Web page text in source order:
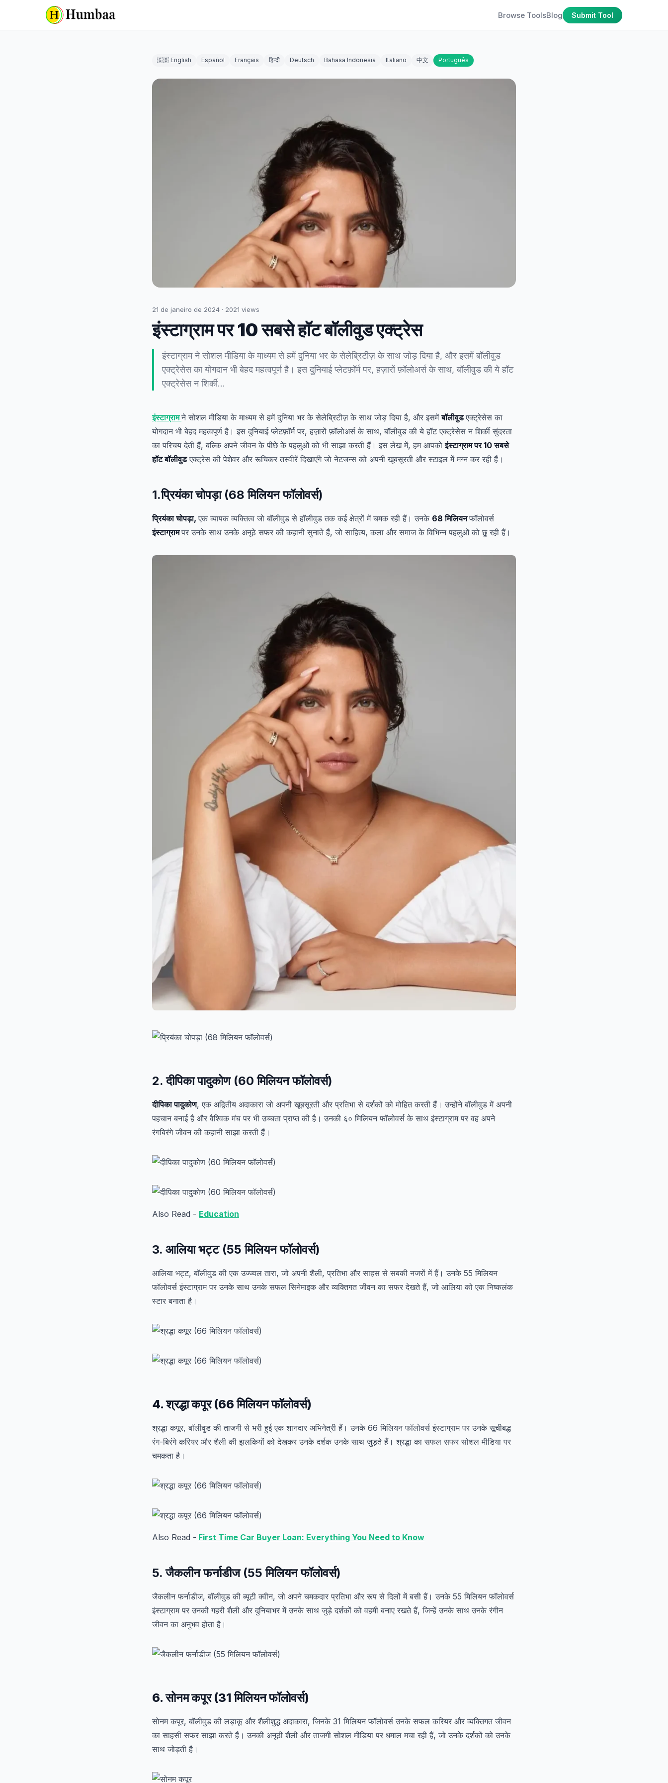
Browse ToolsBlog Submit Tool
🇬🇧 English Español Français हिन्दी Deutsch Bahasa Indonesia Italiano 中文 Português
21 de janeiro de 2024 · 2021 views
इंस्टाग्राम पर 10 सबसे हॉट बॉलीवुड एक्ट्रेस
इंस्टाग्राम ने सोशल मीडिया के माध्यम से हमें दुनिया भर के सेलेब्रिटीज़ के साथ जोड़ दिया है, और इसमें बॉलीवुड
एक्ट्रेसेस का योगदान भी बेहद महत्वपूर्ण है। इस दुनियाई प्लेटफ़ॉर्म पर, हज़ारों फ़ॉलोअर्स के साथ, बॉलीवुड की ये हॉट
एक्ट्रेसेस न शिर्की…
इंस्टाग्रामने सोशल मीडिया के माध्यम से हमें दुनिया भर के सेलेब्रिटीज़ के साथ जोड़ दिया है, और इसमेंबॉलीवुडएक्ट्रेसेस का
योगदान भी बेहद महत्वपूर्ण है। इस दुनियाई प्लेटफ़ॉर्म पर, हज़ारों फ़ॉलोअर्स के साथ, बॉलीवुड की ये हॉट एक्ट्रेसेस न शिर्की सुंदरता
का परिचय देती हैं, बल्कि अपने जीवन के पीछे के पहलुओं को भी साझा करती हैं। इस लेख में, हम आपकोइंस्टाग्राम पर 10 सबसे
हॉट बॉलीवुडएक्ट्रेस की पेशेवर और रूचिकर तस्वीरें दिखाएंगे जो नेटजन्स को अपनी खूबसूरती और स्टाइल में मग्न कर रही हैं।
1.प्रियंका चोपड़ा (68 मिलियन फॉलोवर्स)
प्रियंका चोपड़ा,एक व्यापक व्यक्तित्व जो बॉलीवुड से हॉलीवुड तक कई क्षेत्रों में चमक रही हैं। उनके 68 मिलियनफॉलोवर्स
इंस्टाग्रामपर उनके साथ उनके अनूठे सफर की कहानी सुनाते हैं, जो साहित्य, कला और समाज के विभिन्न पहलुओं को छू रही हैं।
2. दीपिका पादुकोण (60 मिलियन फॉलोवर्स)
दीपिका पादुकोण, एक अद्वितीय अदाकारा जो अपनी खूबसूरती और प्रतिभा से दर्शकों को मोहित करती हैं। उन्होंने बॉलीवुड में अपनी
पहचान बनाई है और वैश्विक मंच पर भी उच्चता प्राप्त की है। उनकी ६० मिलियन फॉलोवर्स के साथ इंस्टाग्राम पर वह अपने
रंगबिरंगे जीवन की कहानी साझा करती हैं।
Also Read - Education
3. आलिया भट्ट (55 मिलियन फॉलोवर्स)
आलिया भट्ट, बॉलीवुड की एक उज्ज्वल तारा, जो अपनी शैली, प्रतिभा और साहस से सबकी नजरों में हैं। उनके 55 मिलियन
फॉलोवर्स इंस्टाग्राम पर उनके साथ उनके सफल सिनेमाइक और व्यक्तिगत जीवन का सफर देखते हैं, जो आलिया को एक निष्कलंक
स्टार बनाता है।
4. श्रद्धा कपूर (66 मिलियन फॉलोवर्स)
श्रद्धा कपूर, बॉलीवुड की ताजगी से भरी हुई एक शानदार अभिनेत्री हैं। उनके 66 मिलियन फॉलोवर्स इंस्टाग्राम पर उनके सूचीबद्ध
रंग-बिरंगे करियर और शैली की झलकियों को देखकर उनके दर्शक उनके साथ जुड़ते हैं। श्रद्धा का सफल सफर सोशल मीडिया पर
चमकता है।
Also Read - First Time Car Buyer Loan: Everything You Need to Know
5. जैकलीन फर्नाडीज (55 मिलियन फॉलोवर्स)
जैकलीन फर्नाडीज, बॉलीवुड की ब्यूटी क्वीन, जो अपने चमकदार प्रतिभा और रूप से दिलों में बसी हैं। उनके 55 मिलियन फॉलोवर्स
इंस्टाग्राम पर उनकी गहरी शैली और दुनियाभर में उनके साथ जुड़े दर्शकों को वहमी बनाए रखते हैं, जिन्हें उनके साथ उनके रंगीन
जीवन का अनुभव होता है।
6. सोनम कपूर (31 मिलियन फॉलोवर्स)
सोनम कपूर, बॉलीवुड की लड़ाकू और शैलीशुद्ध अदाकारा, जिनके 31 मिलियन फॉलोवर्स उनके सफल करियर और व्यक्तिगत जीवन
का साहसी सफर साझा करते हैं। उनकी अनूठी शैली और ताजगी सोशल मीडिया पर धमाल मचा रही हैं, जो उनके दर्शकों को उनके
साथ जोड़ती है।